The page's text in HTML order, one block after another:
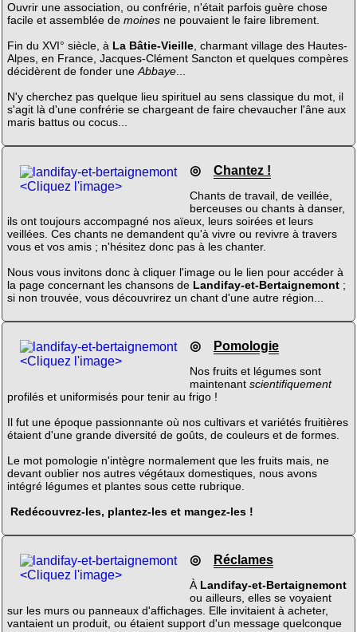
Ouvrir une association, ou confrérie, n'était parfois guère chose
facile et assemblée de moinesne pouvaient le faire librement.
Fin du XVI° siècle, à La Bâtie-Vieille, charmant village des Hautes-
Alpes, en France, Jacques-Clément Sancton et quelques compères
décidèrent de fonder uneAbbaye...
N'y cherchez pas quelque lieu spirituel au sens classique du mot, il
s'agit là d'une confrérie se chargeant de faire chevaucher l'âne aux
maris battus ou cocus...
<Cliquez l'image>
◎ Chantez !
Chants de travail, de veillée,
berceuses ou chants à danser,
ils ont toujours accompagné nos aïeux, leurs soirées et leurs
veillées. Ces chants ne demandent qu'à vivre ou revivre à travers
vous et vos amis ; n'hésitez donc pas à les chanter.
Nous vous invitons donc à cliquer l'image ou le lien pour accéder à
la page concernant les chansons de Landifay-et-Bertaignemont;
si non trouvée, vous découvrirez un chant d'une autre région...
<Cliquez l'image>
◎ Pomologie
Nos fruits et légumes sont
maintenant scientifiquement
profilés et uniformisés pour tenir au frigo !
Il fut une époque passionnante où nos cultivars et variétés fruitières
étaient d'une grande diversité de goûts, de couleurs et de formes.
Le mot pomologie n'intègre normalement que les fruits mais, ne
devant oublier nos autres végétaux domestiques, nous avons
intégré légumes et plantes sous cette rubrique.
Redécouvrez-les, plantez-les et mangez-les !
<Cliquez l'image>
◎ Réclames
À Landifay-et-Bertaignemont
ou ailleurs, elles se voyaient
sur les murs ou panneaux d'affichages. Elle invitaient à acheter,
vantaient un produit, ou étaient support d'un message quelconque